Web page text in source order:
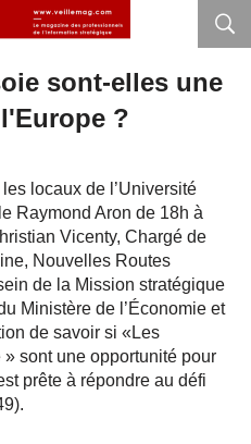
sont-elles une
?
locaux de l’Université
Raymond Aron de 18h à
Vicenty, Chargé de
Nouvelles Routes
de la Mission stratégique
Ministère de l’Économie et
de savoir si «Les
sont une opportunité pour
prête à répondre au défi